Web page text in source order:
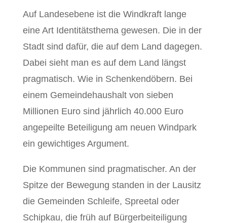
Auf Landesebene ist die Windkraft lange
eine Art Identitätsthema gewesen. Die in der
Stadt sind dafür, die auf dem Land dagegen.
Dabei sieht man es auf dem Land längst
pragmatisch. Wie in Schenkendöbern. Bei
einem Gemeindehaushalt von sieben
Millionen Euro sind jährlich 40.000 Euro
angepeilte Beteiligung am neuen Windpark
ein gewichtiges Argument.
Die Kommunen sind pragmatischer. An der
Spitze der Bewegung standen in der Lausitz
die Gemeinden Schleife, Spreetal oder
Schipkau, die früh auf Bürgerbeiteiligung